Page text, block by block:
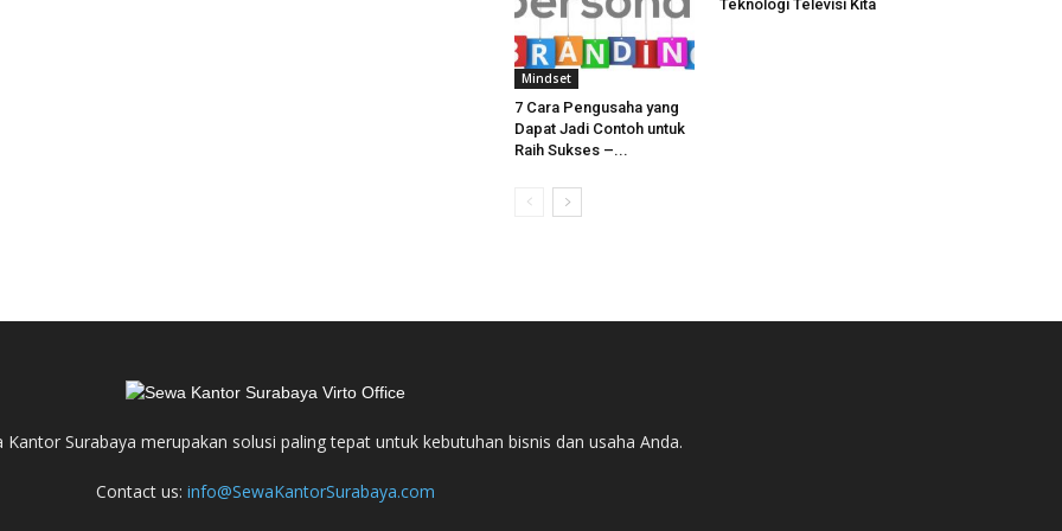
Mindset
7 Cara Pengusaha yang
Dapat Jadi Contoh untuk
Raih Sukses –...
Teknologi Televisi Kita
Kantor Surabaya merupakan solusi paling tepat untuk kebutuhan bisnis dan usaha Anda.
Contact us: info@SewaKantorSurabaya.com